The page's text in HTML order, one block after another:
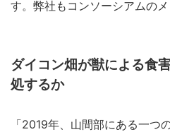
す。弊社もコンソーシアムのメ
ダイコン畑が獣による食
処するか
「2019年、山間部にある一つ